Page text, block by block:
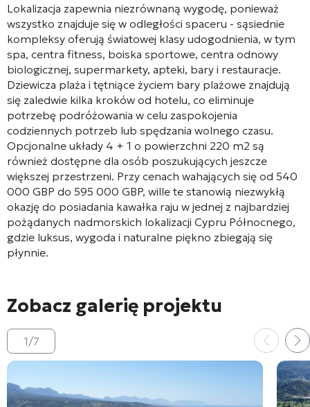
Lokalizacja zapewnia niezrównaną wygodę, ponieważ
wszystko znajduje się w odległości spaceru - sąsiednie
kompleksy oferują światowej klasy udogodnienia, w tym
spa, centra fitness, boiska sportowe, centra odnowy
biologicznej, supermarkety, apteki, bary i restauracje.
Dziewicza plaża i tętniące życiem bary plażowe znajdują
się zaledwie kilka kroków od hotelu, co eliminuje
potrzebę podróżowania w celu zaspokojenia
codziennych potrzeb lub spędzania wolnego czasu.
Opcjonalne układy 4 + 1 o powierzchni 220 m2 są
również dostępne dla osób poszukujących jeszcze
większej przestrzeni. Przy cenach wahających się od 540
000 GBP do 595 000 GBP, wille te stanowią niezwykłą
okazję do posiadania kawałka raju w jednej z najbardziej
pożądanych nadmorskich lokalizacji Cypru Północnego,
gdzie luksus, wygoda i naturalne piękno zbiegają się
płynnie.
Zobacz galerię projektu
1/7